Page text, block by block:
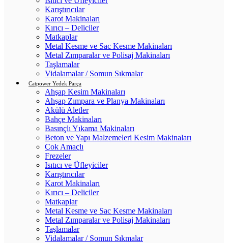
Karıştırıcılar
Karot Makinaları
Kırıcı – Deliciler
Matkaplar
Metal Kesme ve Sac Kesme Makinaları
Metal Zımparalar ve Polisaj Makinaları
Taşlamalar
Vidalamalar / Somun Sıkmalar
Catpower Yedek Parça
Ahşap Kesim Makinaları
Ahşap Zımpara ve Planya Makinaları
Akülü Aletler
Bahçe Makinaları
Basınçlı Yıkama Makinaları
Beton ve Yapı Malzemeleri Kesim Makinaları
Çok Amaçlı
Frezeler
Isıtıcı ve Üfleyiciler
Karıştırıcılar
Karot Makinaları
Kırıcı – Deliciler
Matkaplar
Metal Kesme ve Sac Kesme Makinaları
Metal Zımparalar ve Polisaj Makinaları
Taşlamalar
Vidalamalar / Somun Sıkmalar